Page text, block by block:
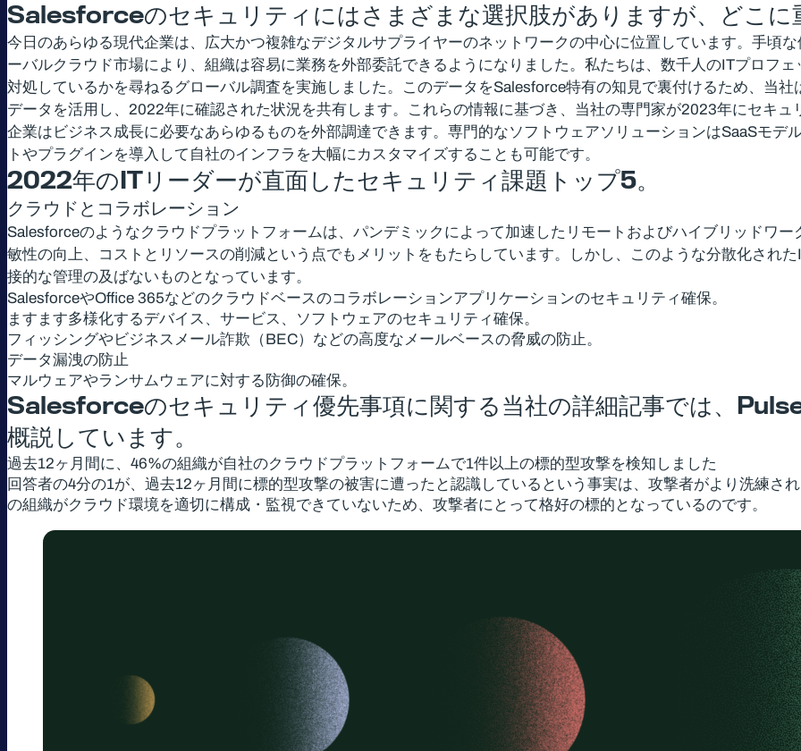
Salesforceのセキュリティにはさまざまな選択肢がありますが、どこに
今日のあらゆる現代企業は、広大かつ複雑なデジタルサプライヤーのネットワークの中心に位置しています。手頃
ーバルクラウド市場により、組織は容易に業務を外部委託できるようになりました。私たちは、数千人のITプロフ
対処しているかを尋ねるグローバル調査を実施しました。このデータをSalesforce特有の知見で裏付けるため、当
データを活用し、2022年に確認された状況を共有します。これらの情報に基づき、当社の専門家が2023年にセキュ
企業はビジネス成長に必要なあらゆるものを外部調達できます。専門的なソフトウェアソリューションはSaaSモデ
トやプラグインを導入して自社のインフラを大幅にカスタマイズすることも可能です。
2022年のITリーダーが直面したセキュリティ課題トップ5。
クラウドとコラボレーション
Salesforceのようなクラウドプラットフォームは、パンデミックによって加速したリモートおよびハイブリッドワ
敏性の向上、コストとリソースの削減という点でもメリットをもたらしています。しかし、このような分散化され
接的な管理の及ばないものとなっています。
SalesforceやOffice 365などのクラウドベースのコラボレーションアプリケーションのセキュリティ確保。
ますます多様化するデバイス、サービス、ソフトウェアのセキュリティ確保。
フィッシングやビジネスメール詐欺（BEC）などの高度なメールベースの脅威の防止。
データ漏洩の防止
マルウェアやランサムウェアに対する防御の確保。
Salesforceのセキュリティ優先事項に関する当社の詳細記事では、
概説しています。
過去12ヶ月間に、46%の組織が自社のクラウドプラットフォームで1件以上の標的型攻撃を検知しました
回答者の4分の1が、過去12ヶ月間に標的型攻撃の被害に遭ったと認識しているという事実は、攻撃者がより洗練さ
の組織がクラウド環境を適切に構成・監視できていないため、攻撃者にとって格好の標的となっているのです。